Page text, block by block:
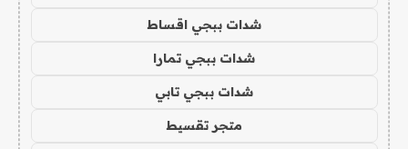
شدات ببجي اقساط
شدات ببجي تمارا
شدات ببجي تابي
متجر تقسيط